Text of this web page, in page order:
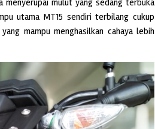
mulut yang sedang terbuka
utama MT15 sendiri terbilang cukup
mampu menghasilkan cahaya lebih